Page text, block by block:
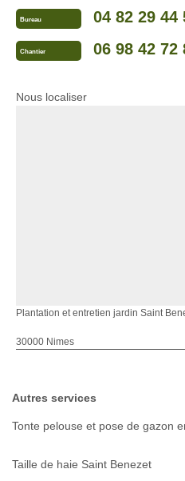
Bureau 04 82 29 44
Chantier 06 98 42 72
Nous localiser
Plantation et entretien jardin Saint
30000 Nimes
Autres services
Tonte pelouse et pose de gazon
Taille de haie Saint Benezet